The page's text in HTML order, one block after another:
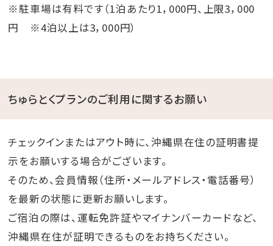
※駐車場は有料です（1泊あたり1，000円、上限3，000
円 ※4泊以上は3，000円）
ちゅらとくプランのご利用に関するお願い
チェックインまたはアウト時に、沖縄県在住の証明書提
示をお願いする場合がございます。
そのため、会員情報（住所・メールアドレス・電話番号）
を最新の状態に更新お願いします。
ご宿泊の際は、運転免許証やマイナンバーカードなど、
沖縄県在住が証明できるものをお持ちください。